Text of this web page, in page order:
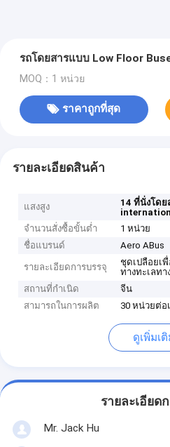
รถโดยสารแบบ Low Floor
MOQ：1 หน่วย
ราคาถูกที่สุด
รายละเอียดสินค้า
แสงสูง 14 ที่นั่งโด
จำนวนสั่งซื้อขั้นต่ำ
1 หน่วย
ชื่อแบรนด์
Aero ABus
รายละเอียดการบรรจุ
ชุดเปลือยเ
ทางทะเลทา
สถานที่กำเนิด
จีน
สามารถในการผลิต
30 หน่วยต่อ
ดูเพิ่มเ
รายละเอียด
Mr. Jack Hu